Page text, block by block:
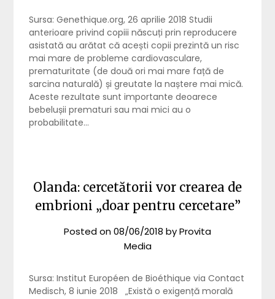
Sursa: Genethique.org, 26 aprilie 2018 Studii
anterioare privind copiii născuți prin reproducere
asistată au arătat că acești copii prezintă un risc
mai mare de probleme cardiovasculare,
prematuritate (de două ori mai mare față de
sarcina naturală) și greutate la naștere mai mică.
Aceste rezultate sunt importante deoarece
bebelușii prematuri sau mai mici au o
probabilitate…
Olanda: cercetătorii vor crearea de
embrioni „doar pentru cercetare”
Posted on08/06/2018 byProvita
Media
Sursa: Institut Européen de Bioéthique via Contact
Medisch, 8 iunie 2018 „Există o exigență morală